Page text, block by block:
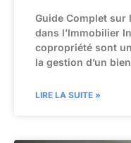
Guide Complet sur
dans l’Immobilier
copropriété sont
la gestion d’un
LIRE LA SUITE »